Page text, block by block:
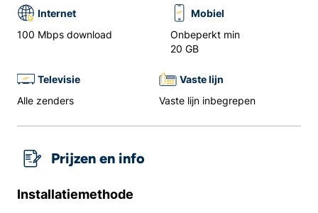
Internet
100 Mbps download
Mobiel
Onbeperkt min
20 GB
Televisie
Alle zenders
Vaste lijn
Vaste lijn inbegrepen
Prijzen en info
Installatiemethode